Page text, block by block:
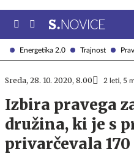
Energetika 2.0 Trajnost
Sreda, 28. 10. 2020, 8.00 2 leti, 5
Izbira pravega
družina, ki je s
privarčevala